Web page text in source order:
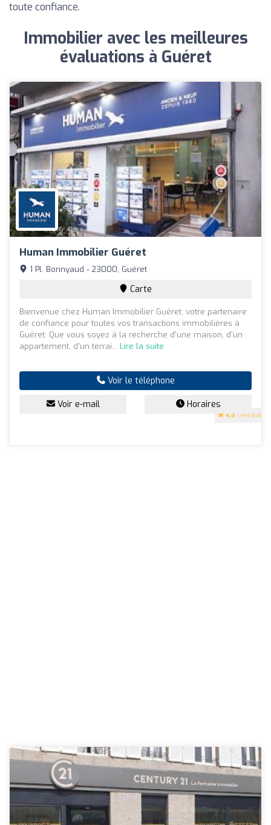
toute confiance.
Immobilier avec les meilleures
évaluations à Guéret
Human Immobilier Guéret
4.8 (149 avis)
1 Pl. Bonnyaud - 23000, Guéret
Carte
Bienvenue chez Human Immobilier Guéret, votre partenaire
de confiance pour toutes vos transactions immobilières à
Guéret. Que vous soyez à la recherche d'une maison, d'un
appartement, d'un terrai... Lire la suite
Voir le téléphone
Voir e-mail Horaires